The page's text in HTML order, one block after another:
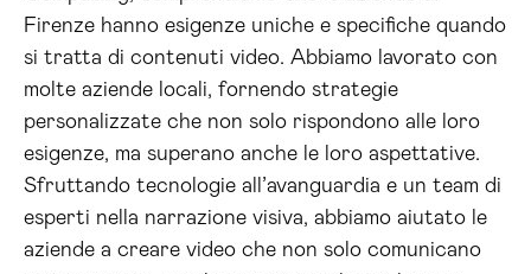
Firenze hanno esigenze uniche e specifiche quando
si tratta di contenuti video. Abbiamo lavorato con
molte aziende locali, fornendo strategie
personalizzate che non solo rispondono alle loro
esigenze, ma superano anche le loro aspettative.
Sfruttando tecnologie all’avanguardia e un team di
esperti nella narrazione visiva, abbiamo aiutato le
aziende a creare video che non solo comunicano